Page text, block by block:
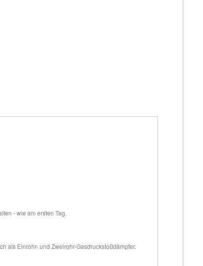
- wie am ersten Tag.
als Einrohr- und Zweirohr-Gasdruckstoßdämpfer.